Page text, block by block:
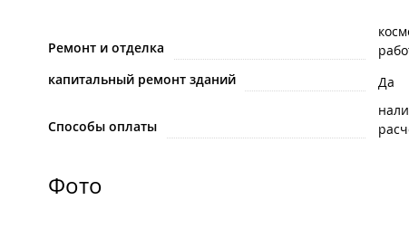
Ремонт и отделка
капитальный ремонт зданий
Да
Способы оплаты
Фото